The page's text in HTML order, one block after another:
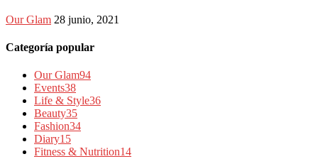
Our Glam 28 junio, 2021
Categoría popular
Our Glam94
Events38
Life & Style36
Beauty35
Fashion34
Diary15
Fitness & Nutrition14